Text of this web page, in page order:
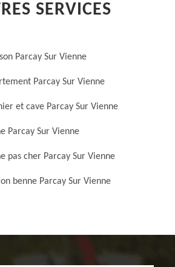
SERVICES
Parcay Sur Vienne
Parcay Sur Vienne
et cave Parcay Sur Vienne
Parcay Sur Vienne
pas cher Parcay Sur Vienne
benne Parcay Sur Vienne